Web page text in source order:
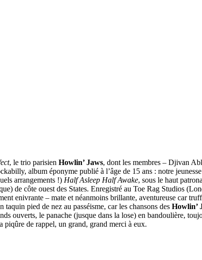
, le trio parisien Howlin’ Jaws, dont les membres – Djivan
album éponyme publié à l’âge de 15 ans : notre
arrangements !) Half Asleep Half Awake, sous le haut
de côte ouest des States. Enregistré au Toe Rag Studios
enivrante – mate et néanmoins brillante, aventureuse car
pied de nez au passéisme, car les chansons des Howlin’
ouverts, le panache (jusque dans la lose) en bandoulière,
piqûre de rappel, un grand, grand merci à eux.